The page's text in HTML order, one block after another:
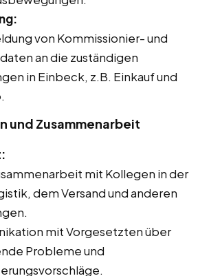
von Kommissionier- und
an die zuständigen
in Einbeck, z.B. Einkauf und
und Zusammenarbeit
mit Kollegen in der
dem Versand und anderen
mit Vorgesetzten über
Probleme und